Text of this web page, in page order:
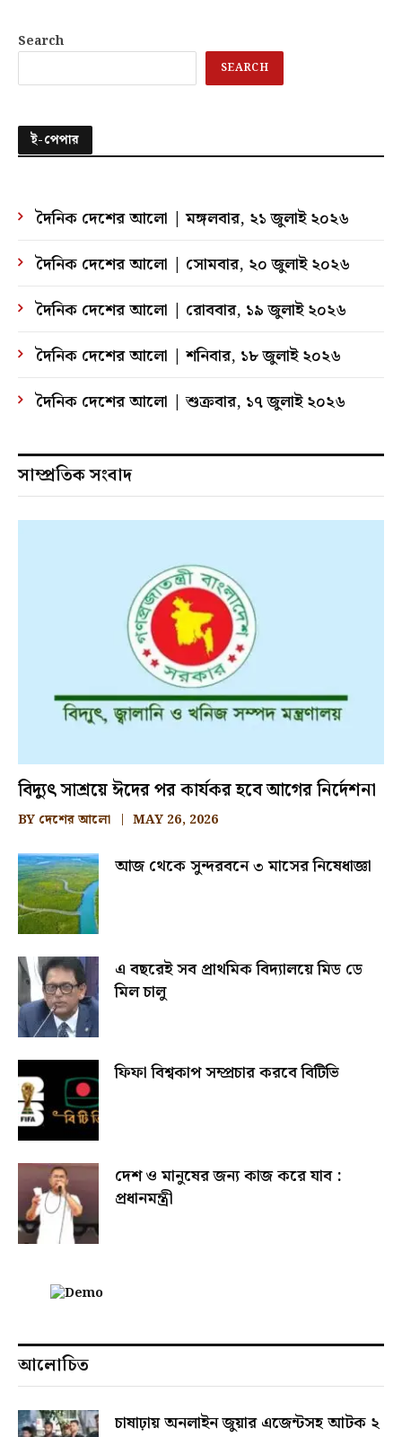
Search
SEARCH
ই-পেপার
দৈনিক দেশের আলো | মঙ্গলবার, ২১ জুলাই ২০২৬
দৈনিক দেশের আলো | সোমবার, ২০ জুলাই ২০২৬
দৈনিক দেশের আলো | রোববার, ১৯ জুলাই ২০২৬
দৈনিক দেশের আলো | শনিবার, ১৮ জুলাই ২০২৬
দৈনিক দেশের আলো | শুক্রবার, ১৭ জুলাই ২০২৬
সাম্প্রতিক সংবাদ
বিদ্যুৎ সাশ্রয়ে ঈদের পর কার্যকর হবে আগের নির্দেশনা
BY দেশের আলো MAY 26, 2026
আজ থেকে সুন্দরবনে ৩ মাসের নিষেধাজ্ঞা
এ বছরেই সব প্রাথমিক বিদ্যালয়ে মিড ডে
মিল চালু
ফিফা বিশ্বকাপ সম্প্রচার করবে বিটিভি
দেশ ও মানুষের জন্য কাজ করে যাব :
প্রধানমন্ত্রী
আলোচিত
চাষাঢ়ায় অনলাইন জুয়ার এজেন্টসহ আটক ২